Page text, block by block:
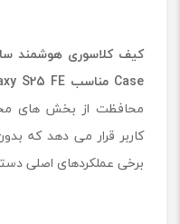
کیف کلاسوری هوشمند
Case مناسب S25 FE
محافظت از بخش های
کاربر قرار می دهد که
برخی عملکردهای اصلی